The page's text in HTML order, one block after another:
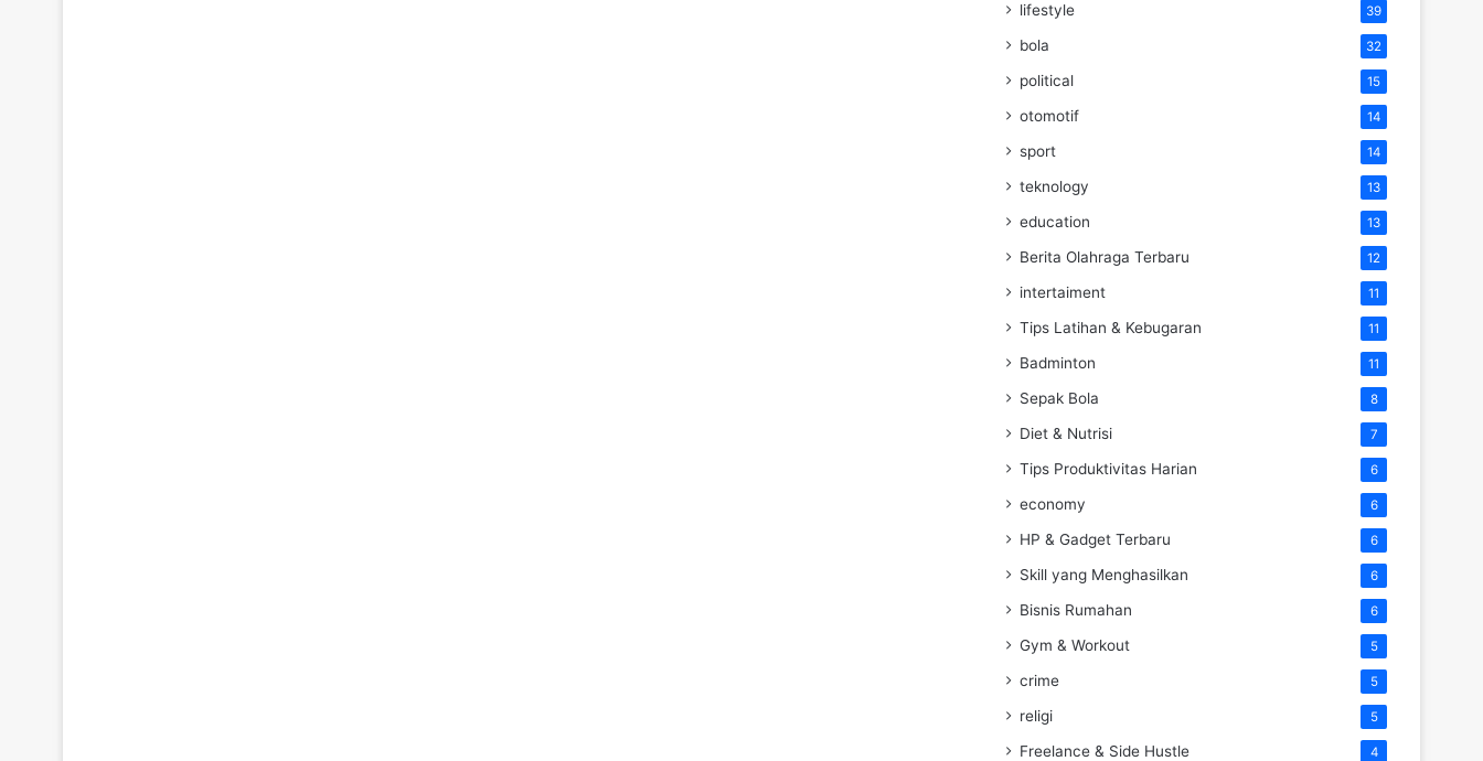
lifestyle 39
bola 32
political 15
otomotif 14
sport 14
teknology 13
education 13
Berita Olahraga Terbaru 12
intertaiment 11
Tips Latihan & Kebugaran 11
Badminton 11
Sepak Bola 8
Diet & Nutrisi 7
Tips Produktivitas Harian 6
economy 6
HP & Gadget Terbaru 6
Skill yang Menghasilkan 6
Bisnis Rumahan 6
Gym & Workout 5
crime 5
religi 5
Freelance & Side Hustle 4